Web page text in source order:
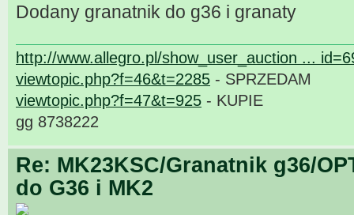
Dodany granatnik do g36 i granaty
http://www.allegro.pl/show_user_auction ...
viewtopic.php?f=46&t=2285 - SPRZEDAM
viewtopic.php?f=47&t=925 - KUPIE
gg 8738222
Re: MK23KSC/Granatnik g36/
do G36 i MK2